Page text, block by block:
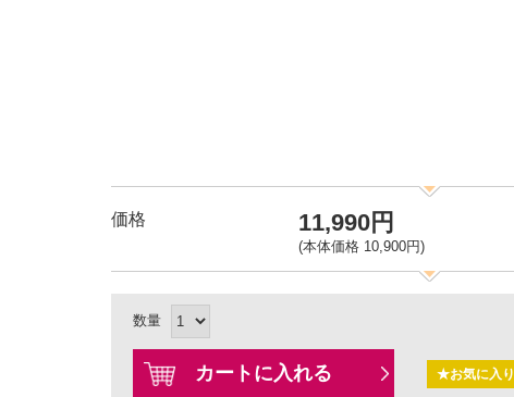
価格 11,990円
(本体価格 10,900円)
数量
カートに入れる ★お気に入り